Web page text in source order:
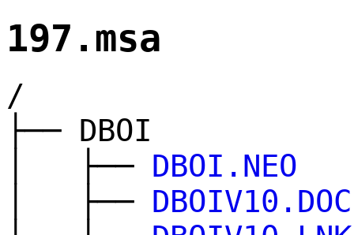
197.msa
/
├── DBOI
│ ├── DBOI.NEO
│ ├── DBOIV10.DOC